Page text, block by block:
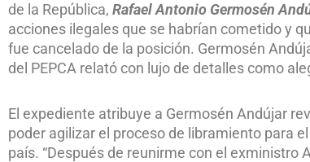
de la República, Rafael Antonio Germosén
acciones ilegales que se habrían cometido y
fue cancelado de la posición. Germosén
del PEPCA relató con lujo de detalles como
El expediente atribuye a Germosén Andújar
poder agilizar el proceso de libramiento para
país. “Después de reunirme con el exministro